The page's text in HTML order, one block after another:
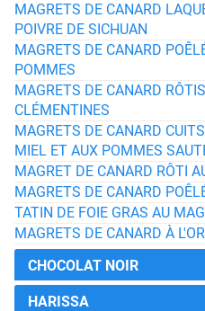
MAGRETS DE CANARD
POIVRE DE SICHUAN
MAGRETS DE CANARD
POMMES
MAGRETS DE CANARD
CLÉMENTINES
MAGRETS DE CANARD
MIEL ET AUX POMMES
MAGRET DE CANARD RÔTI
MAGRETS DE CANARD
TATIN DE FOIE GRAS AU
MAGRETS DE CANARD À
CHOCOLAT NOIR
HARISSA